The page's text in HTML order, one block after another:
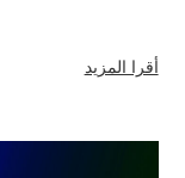
أقرا المزيد